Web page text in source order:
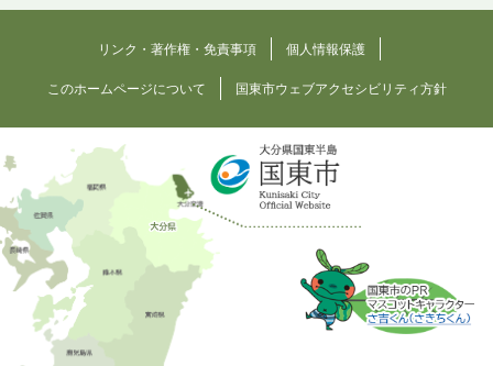
リンク・著作権・免責事項 個人情報保護
このホームページについて 国東市ウェブアクセシビリティ方針